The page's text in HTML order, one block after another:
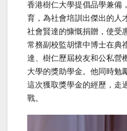
香港樹仁大學提倡品學兼備
育，為社會培訓出傑出的人
社會賢達的慷慨捐贈，使受
常務副校監胡懷中博士在典
達、樹仁歷屆校友和公私營
大學的獎助學金。他同時勉
這次獲取獎學金的經歷，走
戰。